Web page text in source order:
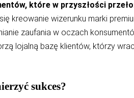
które w przyszłości
kreowanie wizerunku marki
zaufania w oczach
lojalną bazę klientów, którzy
sukces?